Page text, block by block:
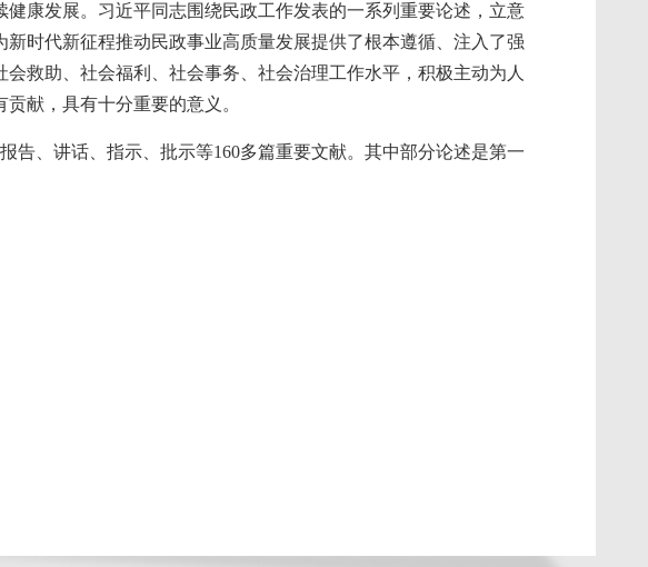
康发展。习近平同志围绕民政工作发表的一系列重要论述，立意
时代新征程推动民政事业高质量发展提供了根本遵循、注入了强
救助、社会福利、社会事务、社会治理工作水平，积极主动为人
献，具有十分重要的意义。
告、讲话、指示、批示等160多篇重要文献。其中部分论述是第一